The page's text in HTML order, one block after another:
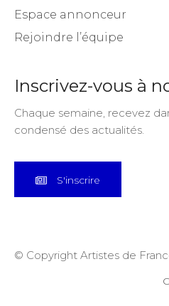
Espace annonceur
Rejoindre l’équipe
Inscrivez-vous à
Chaque semaine, recevez
condensé des actualités.
S'inscrire
© Copyright Artistes de